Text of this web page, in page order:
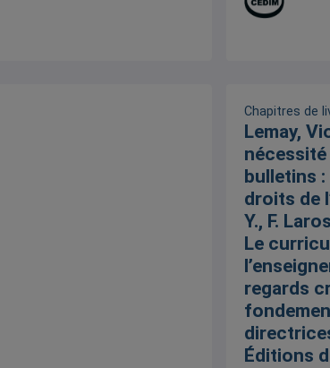
Chapitres de
Lemay,
bulletins :
droits de
Y., F.
Le
regards
Éditions